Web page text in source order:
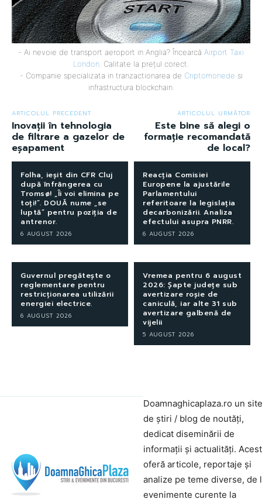
- Ai nevoie de transport aeroport in Anglia? Încearcă Airport Taxi
London . Calitate la prețul corect.
- Companie specializata in tranzactionarea de Criptomonede si
infrastructura blockchain.
ARTICOLUL PRECEDENT
Inovații în tehnologia
de filtrare a gazelor de
eșapament
ARTICOLUL URMĂTOR
Este bine să alegi o
formație recomandată
de local?
Folha, ieșit din CFR Cluj
după înfrângerea cu
Tromsø! „Îi voi elimina pe
toți!”. DOUĂ nume „se
luptă” pentru poziția de
antrenor.
6 AUGUST 2026
Reacția Comisiei
Europene la ajustările
Parlamentului
referitoare la legislația
decarbonizării. Analiza
efectului asupra PNRR.
6 AUGUST 2026
Guvernul pregătește o
reglementare pentru
restricționarea utilizării
energiei electrice.
6 AUGUST 2026
Vremea pentru 6 august
2026: Șapte județe sub
avertizare roșie de
caniculă, iar alte 31 sub
avertizare galbenă de
vijelii
5 AUGUST 2026
Doamnaghicaplaza.ro un site
de știri / blog de noutăți,
dedicat diseminării de
informații și actualități.
oferă articole, reportaje și
analize pe teme diverse, de
evenimente curente la